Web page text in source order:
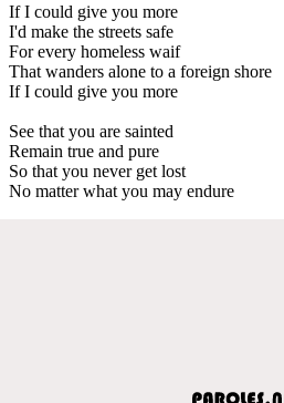
If I could give you more
I'd make the streets safe
For every homeless waif
That wanders alone to a foreign shore
If I could give you more
See that you are sainted
Remain true and pure
So that you never get lost
No matter what you may endure